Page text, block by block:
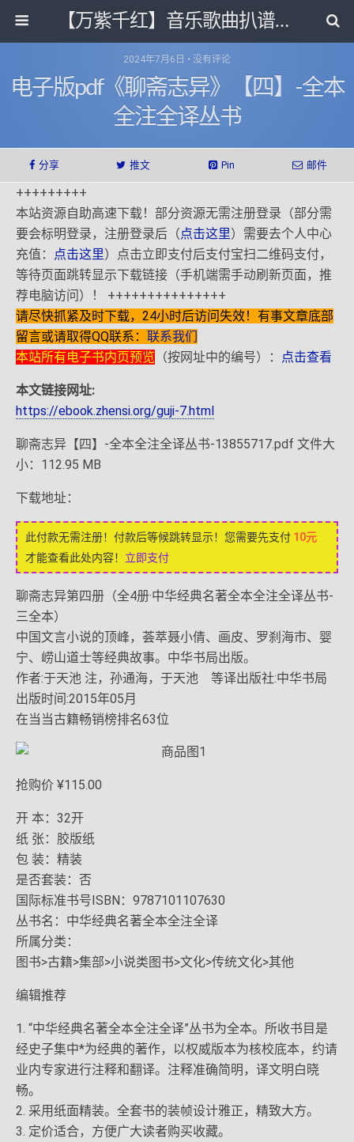
【万紫千红】音乐歌曲扒谱打带和电子书影视剧资源网
2024年7月6日 • 没有评论
电子版pdf《聊斋志异》【四】-全本
全注全译丛书
分享 推文 Pin 邮件
+++++++++
本站资源自助高速下载！部分资源无需注册登录（部分需
要会标明登录，注册登录后（点击这里）需要去个人中心
充值：
点击这里）点击立即支付后支付宝扫二维码支付，
等待页面跳转显示下载链接（手机端需手动刷新页面，推
荐电脑访问）！ +++++++++++++++
请尽快抓紧及时下载，24小时后访问失效！有事文章底部
留言或请取得QQ联系： 联系我们
本站所有电子书内页预览 （按网址中的编号）： 点击查看
本文链接网址:
https://ebook.zhensi.org/guji-7.html
聊斋志异【四】-全本全注全译丛书-13855717.pdf 文件大
小：112.95 MB
下载地址：
此付款无需注册！付款后等候跳转显示！您需要先支付 10元
才能查看此处内容！ 立即支付
聊斋志异第四册（全4册·中华经典名著全本全注全译丛书-
三全本）
中国文言小说的顶峰，荟萃聂小倩、画皮、罗刹海市、婴
宁、崂山道士等经典故事。中华书局出版。
作者:于天池 注，孙通海，于天池 等译出版社:中华书局
出版时间:2015年05月
在当当古籍畅销榜排名63位
抢购价 ¥115.00
开 本：32开
纸 张：胶版纸
包 装：精装
是否套装：否
国际标准书号ISBN：9787101107630
丛书名：中华经典名著全本全注全译
所属分类：
图书>古籍>集部>小说类图书>文化>传统文化>其他
编辑推荐
1. “中华经典名著全本全注全译”丛书为全本。所收书目是
经史子集中*为经典的著作，以权威版本为核校底本，约请
业内专家进行注释和翻译。注释准确简明，译文明白晓
畅。
2. 采用纸面精装。全套书的装帧设计雅正，精致大方。
3. 定价适合，方便广大读者购买收藏。